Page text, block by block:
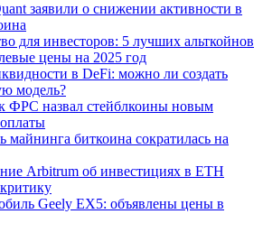
заявили о снижении активности в
для инвесторов: 5 лучших альткойнов
цены на 2025 год
в DeFi: можно ли создать
модель?
ФРС назвал стейблкоины новым
майнинга биткоина сократилась на
Arbitrum об инвестициях в ETH
Geely EX5: объявлены цены в